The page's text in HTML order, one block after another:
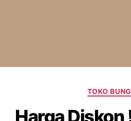
TOKO
Harga Diskon